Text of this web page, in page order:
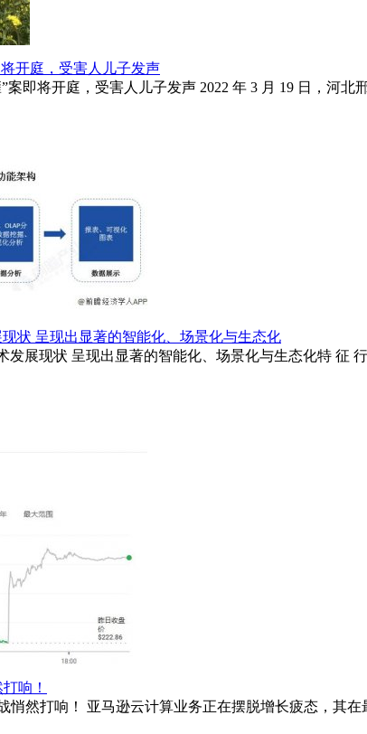
开庭，受害人儿子发声
案即将开庭，受害人儿子发声 2022 年 3 月 19 日，河
状 呈现出显著的智能化、场景化与生态化
发展现状 呈现出显著的智能化、场景化与生态化特 征
响！
悄然打响！ 亚马逊云计算业务正在摆脱增长疲态，其